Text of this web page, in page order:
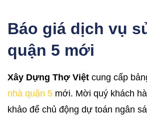
Báo giá dịch vụ
quận 5 mới
Xây Dựng Thợ Việt cung cấp
nhà quận 5 mới. Mời quý khách
khảo để chủ động dự toán ngân